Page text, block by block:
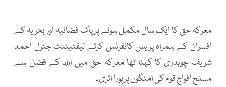
معرکہ حق کا ایک سال مکمل ہونے پر پاک فضائیہ اور بحریہ کے
افسران کے ہمراہ پریس کانفرنس کرتے لیفٹیننٹ جنرل احمد
شریف چوہدری کا کہنا تھا معرکہ حق میں اللہ کے فضل سے
مسلح افواج قوم کی امنگوں پر پورا اتری۔